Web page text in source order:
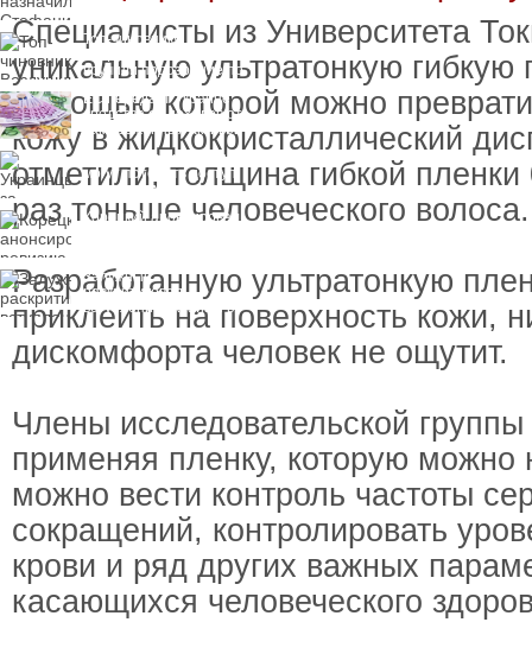
Топ-чиновнику
вручили подозрение по
делу о растрате более
1 млрд гривен
ЕС передаст Украине
средства от доходов от
замороженных активов
России
Украинцы за рубежом
могут потерять доступ
к госжилью и выплатам
Корецкий анонсировал
Залужный
раскритиковал
вступление Украины в
НАТО и предлагает
другие варианты
Специалисты из Университета
уникальную ультратонкую гибкую
помощью которой можно
кожу в жидкокристаллический
отметили, толщина гибкой
раз тоньше человеческого волоса.
Разработанную ультратонкую
приклеить на поверхность кожи,
дискомфорта человек не ощутит.
Члены исследовательской
применяя пленку, которую можно
можно вести контроль частоты
сокращений, контролировать
крови и ряд других важных
касающихся человеческого